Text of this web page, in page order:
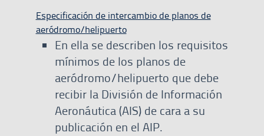
Especificación de intercambio de planos de
aeródromo/helipuerto
En ella se describen los requisitos
mínimos de los planos de
aeródromo/helipuerto que debe
recibir la División de Información
Aeronáutica (AIS) de cara a su
publicación en el AIP.